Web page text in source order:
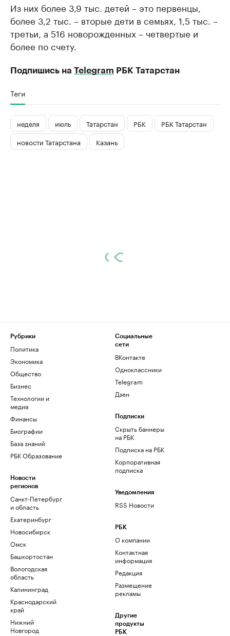
Из них более 3,9 тыс. детей – это первенцы,
более 3,2 тыс. – вторые дети в семьях, 1,5 тыс. –
третьи, а 516 новорожденных – четвертые и
более по счету.
Подпишись на Telegram РБК Татарстан
Теги
неделя июль Татарстан РБК
РБК Татарстан
новости Татарстана
Казань
Рубрики
Политика
Экономика
Общество
Бизнес
Технологии и
медиа
Финансы
Биографии
База знаний
РБК Образование
Новости
регионов
Санкт-Петербург
и область
Екатеринбург
Новосибирск
Омск
Башкортостан
Вологодская
область
Калининград
Краснодарский
край
Нижний
Новгород
Социальные
сети
ВКонтакте
Одноклассники
Telegram
Дзен
Подписки
Скрыть баннеры
на РБК
Подписка на РБК
Корпоративная
подписка
Уведомления
RSS Новости
РБК
О компании
Контактная
информация
Редакция
Размещение
рекламы
Другие
продукты
РБК